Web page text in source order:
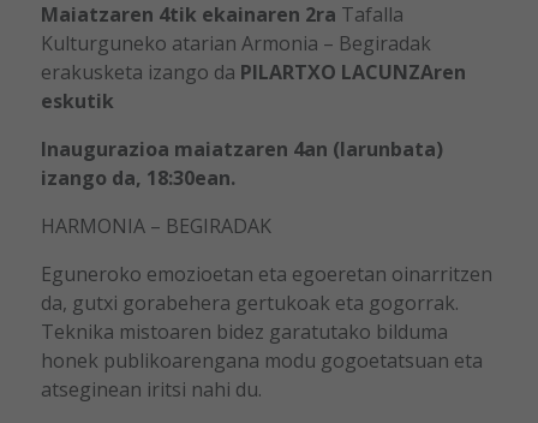
Maiatzaren 4tik ekainaren 2ra Tafalla
Kulturguneko atarian Armonia – Begiradak
erakusketa izango da PILARTXO LACUNZAren
eskutik
Inaugurazioa maiatzaren 4an (larunbata)
izango da, 18:30ean.
HARMONIA – BEGIRADAK
Eguneroko emozioetan eta egoeretan oinarritzen
da, gutxi gorabehera gertukoak eta gogorrak.
Teknika mistoaren bidez garatutako bilduma
honek publikoarengana modu gogoetatsuan eta
atseginean iritsi nahi du.